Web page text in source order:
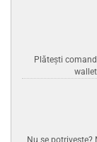
Plătești
Nu se